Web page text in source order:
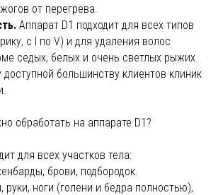
от перегрева.
Аппарат D1 подходит для всех типов
с I по V) и для удаления волос
седых, белых и очень светлых рыжих.
доступной большинству клиентов клиник
обработать на аппарате D1?
для всех участков тела:
брови, подбородок.
руки, ноги (голени и бедра полностью),